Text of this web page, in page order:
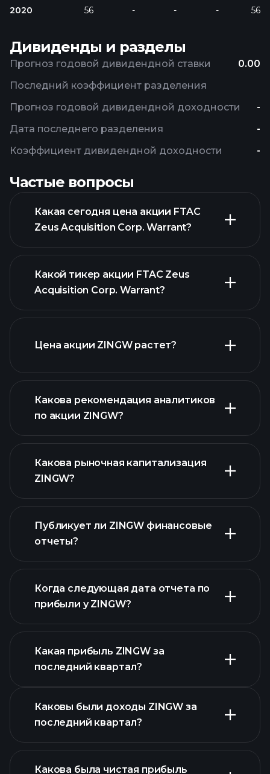
2020
56 - - - 56
Дивиденды и разделы
Прогноз годовой дивидендной ставки 0.00
Прогноз годовой дивидендной доходности -
Коэффициент дивидендной доходности -
Последний коэффициент разделения
Дата последнего разделения -
Частые вопросы
Какая сегодня цена акции FTAC
Zeus Acquisition Corp. Warrant?
расширенном графике
Какой тикер акции FTAC Zeus
Acquisition Corp. Warrant?
Цена акции ZINGW растет?
ZINGW графике
Какова рекомендация аналитиков
по акции ZINGW?
Какова рыночная капитализация
ZINGW?
Публикует ли ZINGW финансовые
отчеты?
финансовые отчеты ZINGW
Когда следующая дата отчета по
прибыли у ZINGW?
Какая прибыль ZINGW за
последний квартал?
Каковы были доходы ZINGW за
последний квартал?
Какова была чистая прибыль